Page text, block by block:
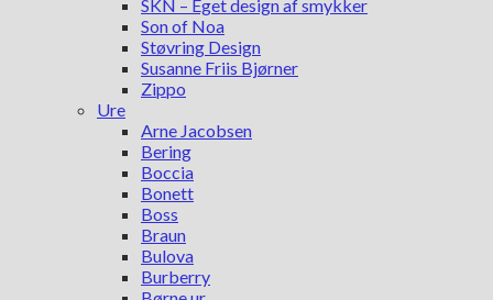
SKN – Eget design af smykker
Son of Noa
Støvring Design
Susanne Friis Bjørner
Zippo
Ure
Arne Jacobsen
Bering
Boccia
Bonett
Boss
Braun
Bulova
Burberry